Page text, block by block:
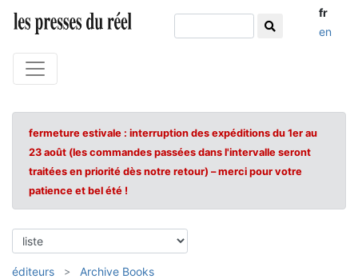
fr
en
fermeture estivale : interruption des expéditions du 1er au
23 août (les commandes passées dans l'intervalle seront
traitées en priorité dès notre retour) – merci pour votre
patience et bel été !
éditeurs Archive Books